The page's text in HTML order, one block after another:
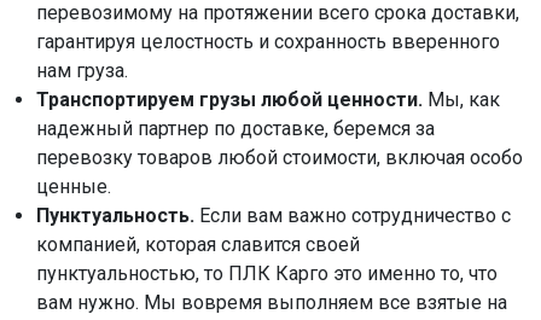
перевозимому на протяжении всего срока доставки,
гарантируя целостность и сохранность вверенного
нам груза.
Транспортируем грузы любой ценности. Мы, как
надежный партнер по доставке, беремся за
перевозку товаров любой стоимости, включая особо
ценные.
Пунктуальность. Если вам важно сотрудничество с
компанией, которая славится своей
пунктуальностью, то ПЛК Карго это именно то, что
вам нужно. Мы вовремя выполняем все взятые на